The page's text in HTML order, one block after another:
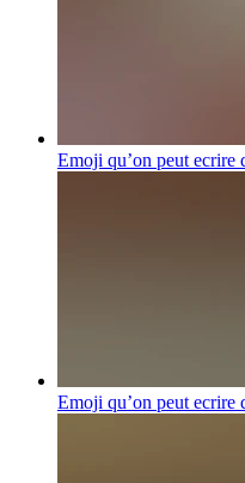
Emoji qu’on peut
Emoji qu’on peut